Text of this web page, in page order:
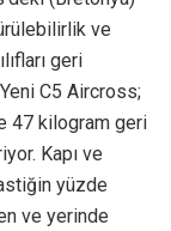
ve
geri
C5 Aircross;
47 kilogram geri
Kapı ve
yüzde
ve yerinde